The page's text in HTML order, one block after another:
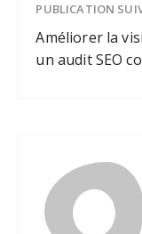
fidélité pour
fidéliser vos
clients
PUBLICATION
Améliorer la
un audit SEO